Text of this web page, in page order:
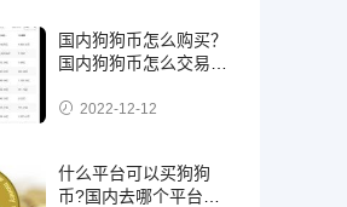
国内狗狗币怎么购买？
国内狗狗币怎么交易使
2022-12-12
什么平台可以买狗狗
币?国内去哪个平台买